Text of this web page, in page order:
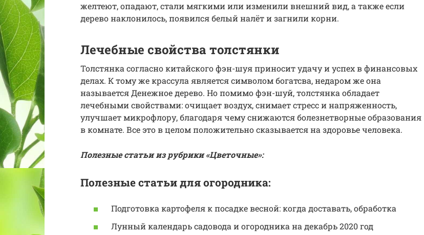
желтеют, опадают, стали мягкими или изменили внешний вид, а также если
дерево наклонилось, появился белый налёт и загнили корни.
Лечебные свойства толстянки
Толстянка согласно китайского фэн-шуя приносит удачу и успех в финансовых
делах. К тому же крассула является символом богатсва, недаром же она
называется Денежное дерево. Но помимо фэн-шуй, толстянка обладает
лечебными свойствами: очищает воздух, снимает стресс и напряженность,
улучшает микрофлору, благодаря чему снижаются болезнетворные образования
в комнате. Все это в целом положительно сказывается на здоровье человека.
Полезные статьи из рубрики «Цветочные»:
Полезные статьи для огородника:
Подготовка картофеля к посадке весной: когда доставать, обработка
Лунный календарь садовода и огородника на декабрь 2020 год